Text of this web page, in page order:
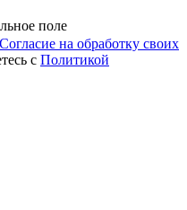
поле
Согласие на обработку своих
с Политикой